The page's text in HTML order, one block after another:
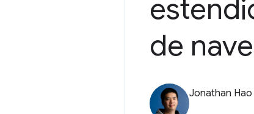
de
Jonathan Hao